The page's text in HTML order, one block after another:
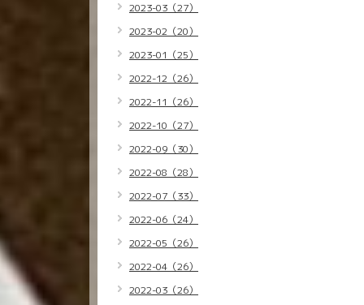
2023-03（27）
2023-02（20）
2023-01（25）
2022-12（26）
2022-11（26）
2022-10（27）
2022-09（30）
2022-08（28）
2022-07（33）
2022-06（24）
2022-05（26）
2022-04（26）
2022-03（26）